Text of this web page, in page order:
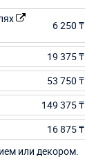
6 250 ₸
19 375 ₸
53 750 ₸
149 375 ₸
16 875 ₸
или декором.